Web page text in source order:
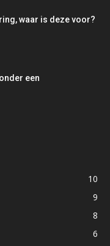
waar is deze voor?
een
10
9
8
6